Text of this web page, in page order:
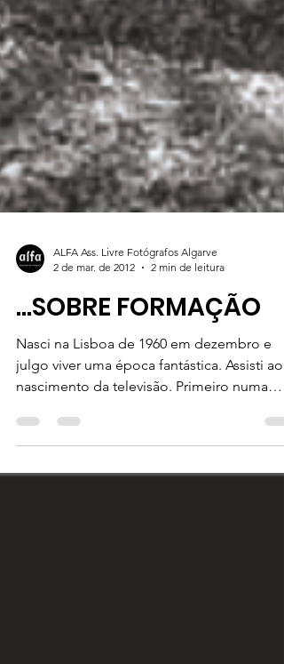
2 de mar. de 2012
2 min de leitura
...SOBRE FORMAÇÃO
Nasci na Lisboa de 1960 em dezembro e
nascimento da televisão. Primeiro numa
paleta de...